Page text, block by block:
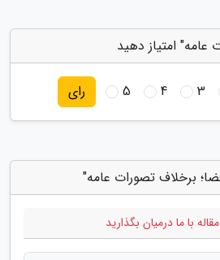
عامه" امتیاز دهید
3
4
5 رای
برخلاف تصورات عامه"
با ما درمیان بگذارید